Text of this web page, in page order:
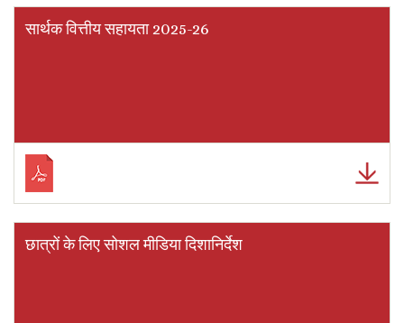
सार्थक वित्तीय सहायता 2025-26
छात्रों के लिए सोशल मीडिया दिशानिर्देश